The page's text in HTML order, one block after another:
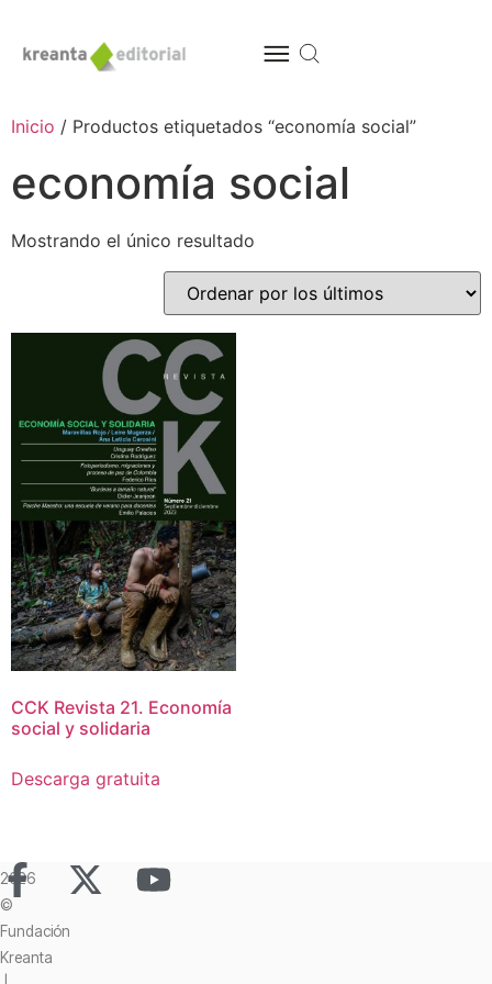
Inicio / Productos etiquetados “economía social”
economía social
Mostrando el único resultado
CCK Revista 21. Economía
social y solidaria
Descarga gratuita
2026
©
Fundación
Kreanta